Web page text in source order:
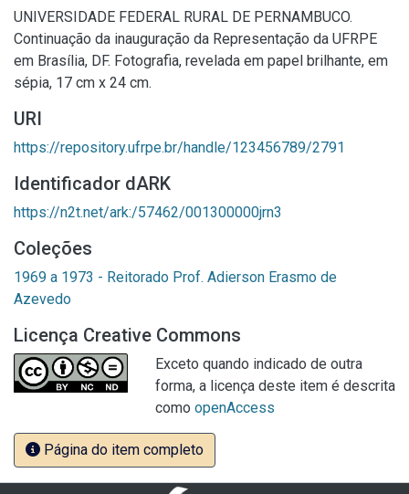
UNIVERSIDADE FEDERAL RURAL DE PERNAMBUCO.
Continuação da inauguração da Representação da UFRPE
em Brasília, DF. Fotografia, revelada em papel brilhante, em
sépia, 17 cm x 24 cm.
URI
https://repository.ufrpe.br/handle/123456789/2791
Identificador dARK
https://n2t.net/ark:/57462/001300000jrn3
Coleções
1969 a 1973 - Reitorado Prof. Adierson Erasmo de
Azevedo
Licença Creative Commons
Exceto quando indicado de outra
forma, a licença deste item é descrita
como openAccess
Página do item completo